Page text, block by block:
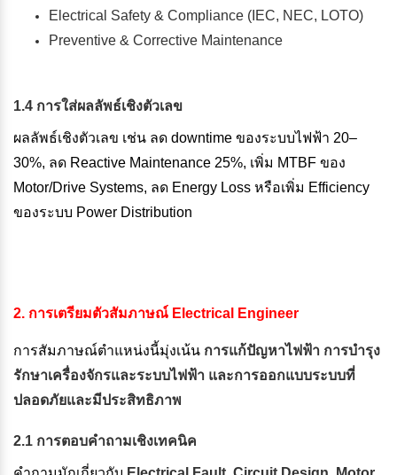
Electrical Safety & Compliance (IEC, NEC, LOTO)
Preventive & Corrective Maintenance
1.4 การใส่ผลลัพธ์เชิงตัวเลข
ผลลัพธ์เชิงตัวเลข เช่น ลด downtime ของระบบไฟฟ้า 20–
30%, ลด Reactive Maintenance 25%, เพิ่ม MTBF ของ
Motor/Drive Systems, ลด Energy Loss หรือเพิ่ม Efficiency
ของระบบ Power Distribution
2. การเตรียมตัวสัมภาษณ์ Electrical Engineer
การสัมภาษณ์ตำแหน่งนี้มุ่งเน้น การแก้ปัญหาไฟฟ้า การบำรุง
รักษาเครื่องจักรและระบบไฟฟ้า และการออกแบบระบบที่
ปลอดภัยและมีประสิทธิภาพ
2.1 การตอบคำถามเชิงเทคนิค